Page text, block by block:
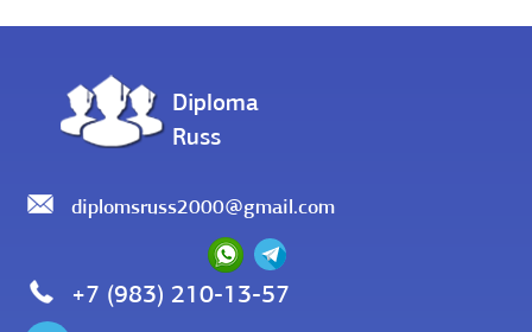
Diploma
Russ
diplomsruss2000@gmail.com
+7 (983) 210-13-57